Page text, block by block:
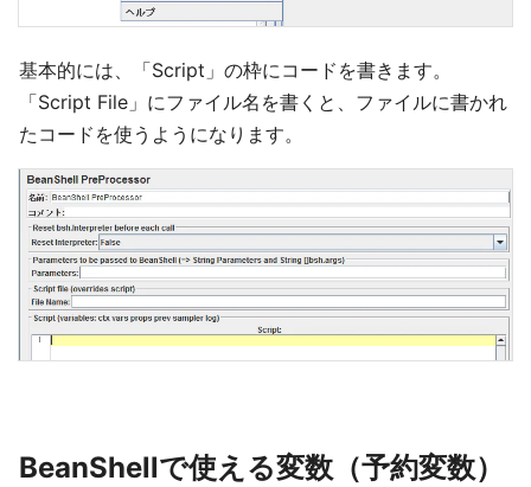
基本的には、「Script」の枠にコードを書きます。
「Script File」にファイル名を書くと、ファイルに書かれ
たコードを使うようになります。
BeanShellで使える変数（予約変数）